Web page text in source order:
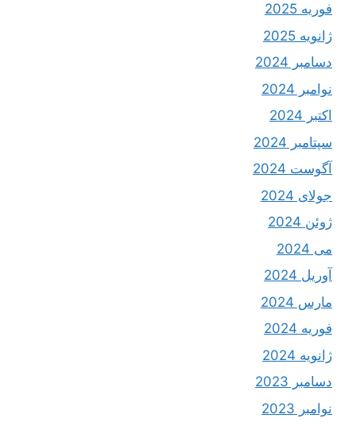
فوریه 2025
ژانویه 2025
دسامبر 2024
نوامبر 2024
اکتبر 2024
سپتامبر 2024
آگوست 2024
جولای 2024
ژوئن 2024
می 2024
آوریل 2024
مارس 2024
فوریه 2024
ژانویه 2024
دسامبر 2023
نوامبر 2023